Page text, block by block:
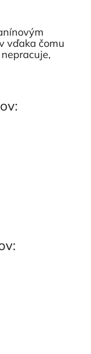
vďaka čomu